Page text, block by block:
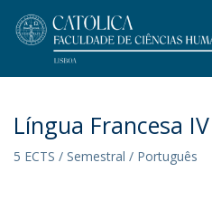
Língua Francesa IV
5 ECTS / Semestral / Português